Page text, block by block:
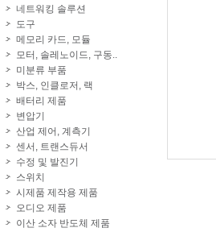
네트워킹 솔루션
도구
메모리 카드, 모듈
모터, 솔레노이드, 구동..
미분류 부품
박스, 인클로저, 랙
배터리 제품
변압기
산업 제어, 계측기
센서, 트랜스듀서
수정 및 발진기
스위치
시제품 제작용 제품
오디오 제품
이산 소자 반도체 제품